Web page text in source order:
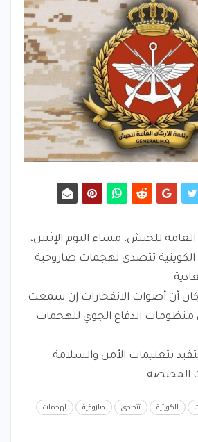
العامة للجيش، مساء اليوم الإثنين،
الكويتية تتصدى لهجمات صاروخية
أن أصوات الانفجارات إن سمعت
منظومات الدفاع الجوي للهجمات
بتعليمات الأمن والسلامة
المختصة.
الكويتية تتصدى صاروخية
لهجمات